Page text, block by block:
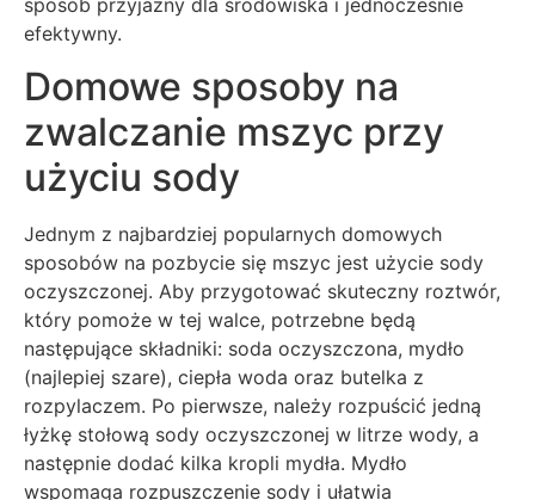
efektywny.
Domowe sposoby na
zwalczanie mszyc przy
użyciu sody
Jednym z najbardziej popularnych domowych
sposobów na pozbycie się mszyc jest użycie sody
oczyszczonej. Aby przygotować skuteczny roztwór,
który pomoże w tej walce, potrzebne będą
następujące składniki: soda oczyszczona, mydło
(najlepiej szare), ciepła woda oraz butelka z
rozpylaczem. Po pierwsze, należy rozpuścić jedną
łyżkę stołową sody oczyszczonej w litrze wody, a
następnie dodać kilka kropli mydła. Mydło
wspomaga rozpuszczenie sody i ułatwia